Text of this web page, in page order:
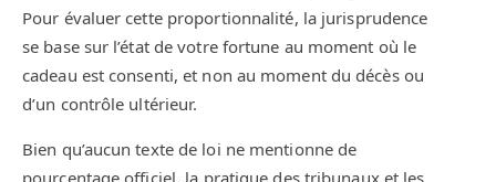
Pour évaluer cette proportionnalité, la jurisprudence
se base sur l’état de votre fortune au moment où le
cadeau est consenti, et non au moment du décès ou
d’un contrôle ultérieur.
Bien qu’aucun texte de loi ne mentionne de
pourcentage officiel, la pratique des tribunaux et les